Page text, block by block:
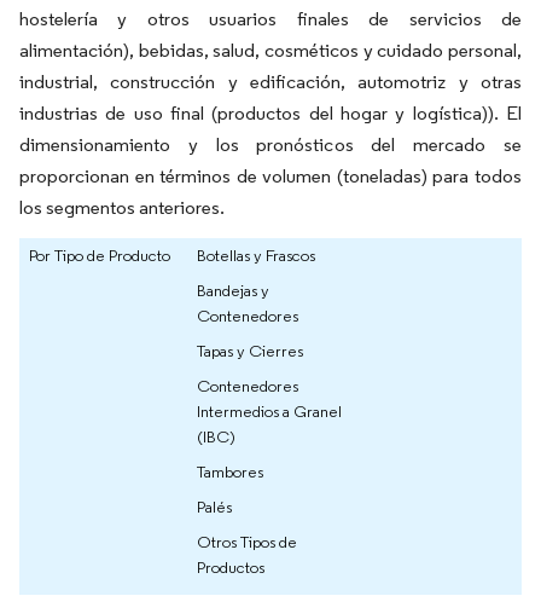
hostelería y otros usuarios finales de servicios de
alimentación), bebidas, salud, cosméticos y cuidado personal,
industrial, construcción y edificación, automotriz y otras
industrias de uso final (productos del hogar y logística)). El
dimensionamiento y los pronósticos del mercado se
proporcionan en términos de volumen (toneladas) para todos
los segmentos anteriores.
Por Tipo de Producto
Botellas y Frascos
Bandejas y
Contenedores
Tapas y Cierres
Contenedores
Intermedios a Granel
(IBC)
Tambores
Palés
Otros Tipos de
Productos